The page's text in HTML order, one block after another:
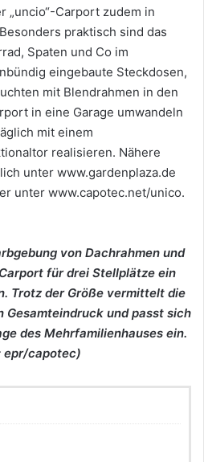
„uncio“-Carport zudem in
praktisch sind das
Spaten und Co im
eingebaute Steckdosen,
mit Blendrahmen in den
in eine Garage umwandeln
mit einem
realisieren. Nähere
unter www.gardenplaza.de
unter www.capotec.net/unico.
von Dachrahmen und
für drei Stellplätze ein
Trotz der Größe vermittelt die
Gesamteindruck und passt sich
des Mehrfamilienhauses ein.
epr/capotec)